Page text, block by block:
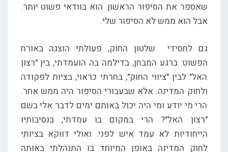
שאספר את הסיפור הראשון. הוא בוודאי פשוט יותר.
אבל הוא ממש לא הסיפור שלי.
גם לחסידי שלטון החוק, פעולתי הוצגה באורח
הפשוט: ברגע המבחן, בדילמה בה הועמדתי, בין "רצון
האל" לבין "ציווי החוק", בחרתי כראוי, בציות לפקודה
ולחוק המדינה. אלא שבעבורי הסיפור היה ממש אחר.
הרי מי יודע ומי היה יכול באותם ימים לדבר אלי בשם
"רצון האל"? הרי במקום בו עמדתי, בנסיבותיו
הייחודיות לא עמד איש לפני. ואולי דווקא בציותי
לחוק המדינה באופן המיוחד בו התנהלתי באותה